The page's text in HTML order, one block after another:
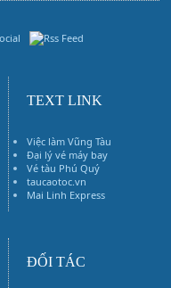
TEXT LINK
Việc làm Vũng Tàu
Đại lý vé máy bay
Vé tàu Phú Quý
taucaotoc.vn
Mai Linh Express
ĐỐI TÁC